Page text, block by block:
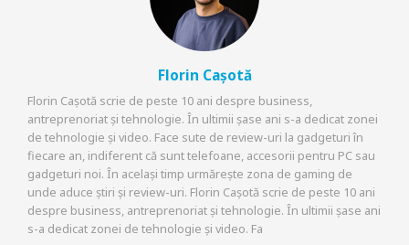
Florin Cașotă
Florin Cașotă scrie de peste 10 ani despre business,
antreprenoriat și tehnologie. În ultimii șase ani s-a dedicat zonei
de tehnologie și video. Face sute de review-uri la gadgeturi în
fiecare an, indiferent că sunt telefoane, accesorii pentru PC sau
gadgeturi noi. În același timp urmărește zona de gaming de
unde aduce știri și review-uri. Florin Cașotă scrie de peste 10 ani
despre business, antreprenoriat și tehnologie. În ultimii șase ani
s-a dedicat zonei de tehnologie și video. Fa